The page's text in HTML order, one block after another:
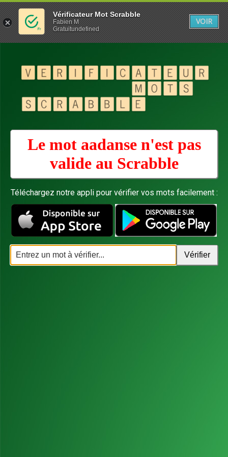
Le mot aadanse n'est pas
valide au Scrabble
Téléchargez notre appli pour vérifier vos mots facilement :
Vérificateur Mot Scrabble
Fabien M
Gratuitundefined
VOIR